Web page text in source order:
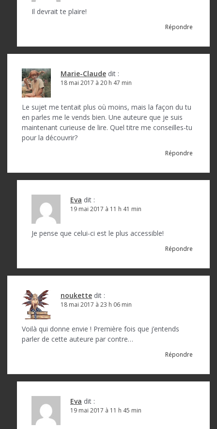
e
Il devrait te plaire!
Répondre
Marie-Claude dit :
18 mai 2017 à 20 h 47 min
Le sujet me tentait plus où moins, mais la façon du tu
en parles me le vends bien. Une auteure que je suis
maintenant curieuse de lire. Quel titre me conseilles-tu
pour la découvrir?
Répondre
Eva dit :
19 mai 2017 à 11 h 41 min
Je pense que celui-ci est le plus accessible!
Répondre
noukette dit :
18 mai 2017 à 23 h 06 min
Voilà qui donne envie ! Première fois que j’entends
parler de cette auteure par contre…
Répondre
Eva dit :
19 mai 2017 à 11 h 45 min